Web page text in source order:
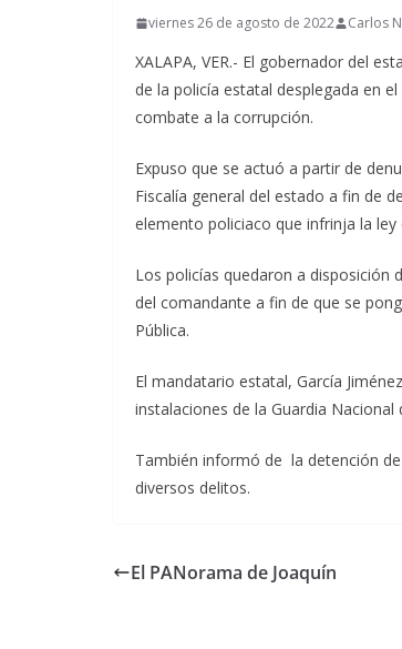
viernes 26 de agosto de 2022 Carlos
XALAPA, VER.- El gobernador del
de la policía estatal desplegada en
combate a la corrupción.
Expuso que se actuó a partir de
Fiscalía general del estado a fin de
elemento policiaco que infrinja la
Los policías quedaron a disposición
del comandante a fin de que se
Pública.
El mandatario estatal, García
instalaciones de la Guardia Nacional
También informó de la detención
diversos delitos.
El PANorama de Joaquín